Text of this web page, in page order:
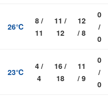
26℃
8 /
11
11 /
12
12
/ 8
0
/
0
23℃
4 /
4
16 /
18
11
/ 9
0
/
0